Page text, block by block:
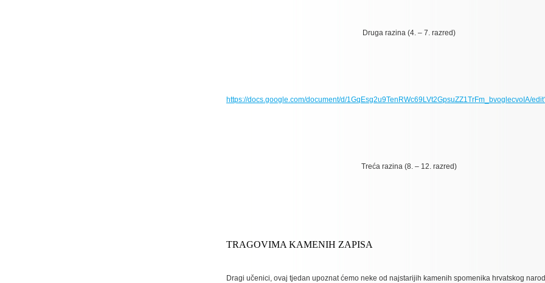
Druga razina (4. – 7. razred)
https://docs.google.com/document/d/1GqEsg2u9TenRWc69LVt2GpsuZZ1TrFm_bvoglecvoIA/
Treća razina (8. – 12. razred)
TRAGOVIMA KAMENIH ZAPISA
Dragi učenici, ovaj tjedan upoznat ćemo neke od najstarijih kamenih spomenika hrvatskog